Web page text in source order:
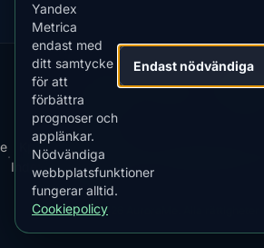
Our
Apps:
Snow
Forecast
·MistyWay·
·
Kp
Index
·
Best
Time
·
Ladda
Ner
App
© 2026 AuroraMe. Alla rättigheter
Yandex
Metrica
endast med
ditt samtycke
för att
förbättra
prognoser och
applänkar.
Nödvändiga
webbplatsfunktioner
fungerar alltid.
Cookiepolicy
Endast nödvändiga